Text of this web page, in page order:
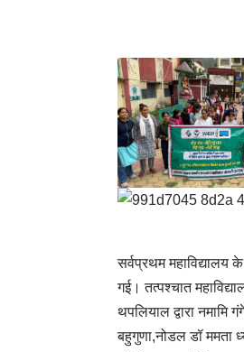
सर्वप्रथम महाविद्यालय
गई। तत्पश्चात
थपलियाल द्वारा नमामि
बहुगुणा,नोडल डॉ ममता